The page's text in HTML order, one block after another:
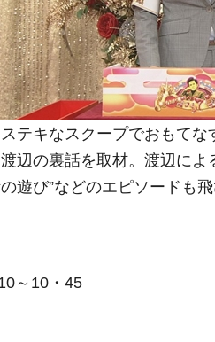
テキなスクープでおもてな
辺の裏話を取材。渡辺によ
遊び”などのエピソードも飛
～10・45